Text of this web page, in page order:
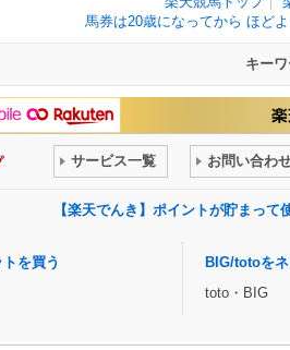
馬券は20歳になってから ほど
キー
サービス一覧 お問い合わ
【楽天でんき】ポイントが貯まって
を買う
BIG/totoを
toto・BIG